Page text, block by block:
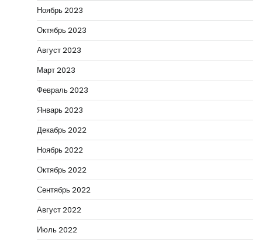
Ноябрь 2023
Октябрь 2023
Август 2023
Март 2023
Февраль 2023
Январь 2023
Декабрь 2022
Ноябрь 2022
Октябрь 2022
Сентябрь 2022
Август 2022
Июль 2022